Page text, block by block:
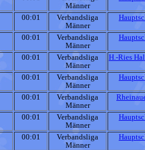
Männer
00:01
Verbandsliga
Männer
00:01
Verbandsliga
Männer
00:01
Verbandsliga
Männer
H.-Ries
00:01
Verbandsliga
Männer
00:01
Verbandsliga
Männer
00:01
Verbandsliga
Männer
00:01
Verbandsliga
Männer